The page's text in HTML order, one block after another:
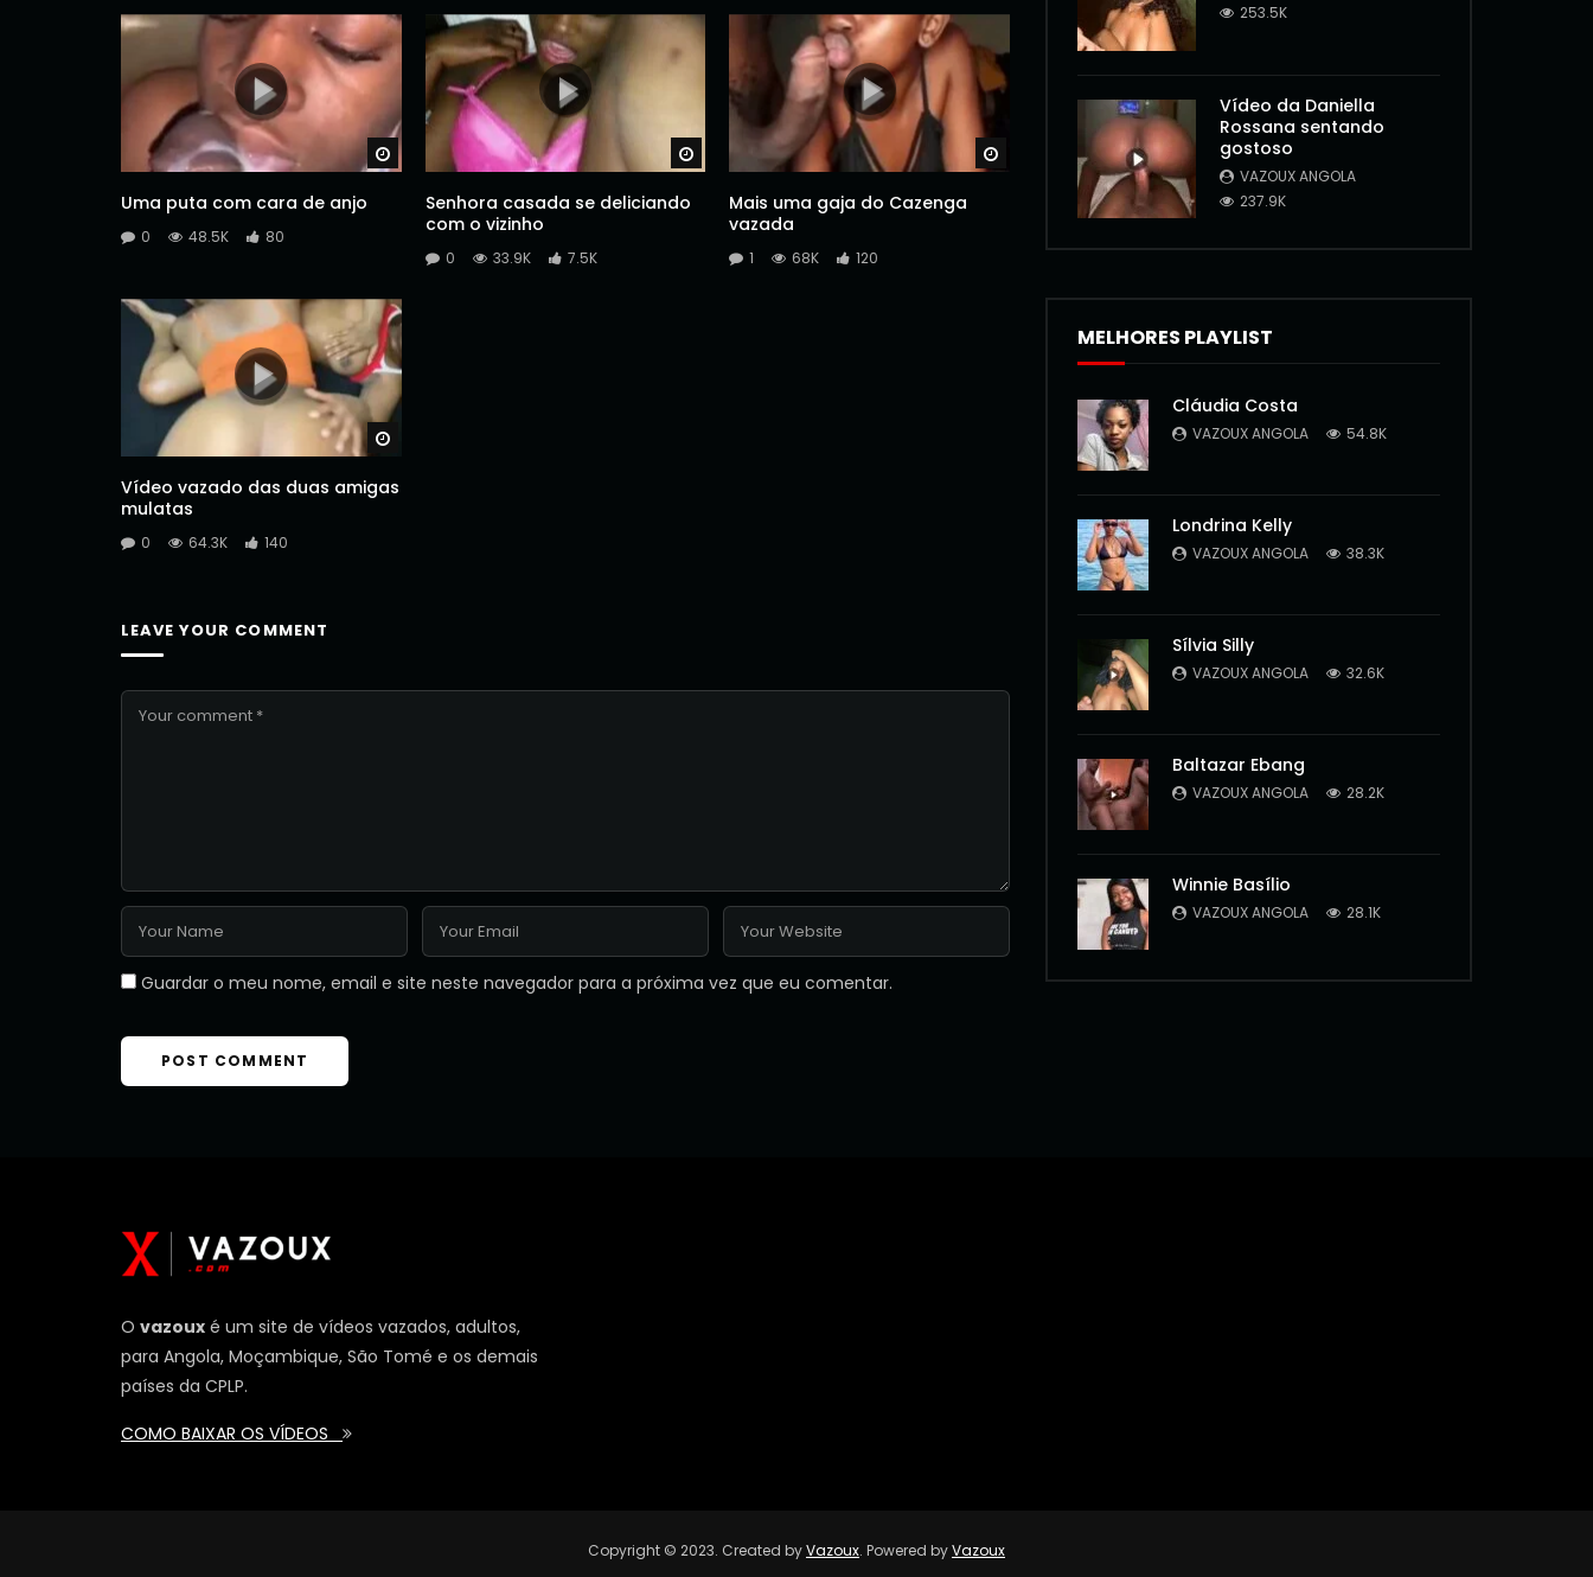
Watch Later
Uma puta com cara de anjo
0 48.5K 80
Watch Later
Senhora casada se deliciando
com o vizinho
0 33.9K 7.5K
Watch Later
Mais uma gaja do Cazenga
vazada
1 68K 120
Vídeo vazado das duas amigas
mulatas
0 64.3K 140
LEAVE YOUR COMMENT
Guardar o meu nome, email e site neste navegador para a próxima vez que eu comentar.
253.5K
Vídeo da Daniella
Rossana sentando
gostoso
VAZOUX ANGOLA
237.9K
MELHORES PLAYLIST
Cláudia Costa
VAZOUX ANGOLA 54.8K
Londrina Kelly
VAZOUX ANGOLA 38.3K
Sílvia Silly
VAZOUX ANGOLA 32.6K
Baltazar Ebang
VAZOUX ANGOLA 28.2K
Winnie Basílio
VAZOUX ANGOLA 28.1K
O vazoux é um site de vídeos vazados, adultos,
para Angola, Moçambique, São Tomé e os demais
países da CPLP.
COMO BAIXAR OS VÍDEOS
Copyright © 2023. Created byVazoux. Powered byVazoux